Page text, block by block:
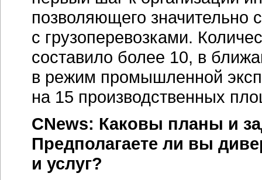
позволяющего значительно
с грузоперевозками.
составило более 10, в
в режим промышленной
на 15 производственных
CNews: Каковы планы и
Предполагаете ли вы
и услуг?